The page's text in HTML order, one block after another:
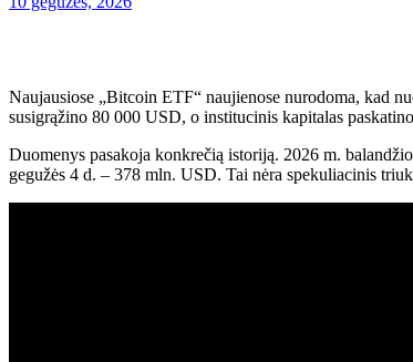
Naujausiose „Bitcoin ETF“ naujienose nurodoma, kad
susigrąžino 80 000 USD, o institucinis kapitalas
Duomenys pasakoja konkrečią istoriją. 2026 m.
gegužės 4 d. – 378 mln. USD. Tai nėra spekuliacinis